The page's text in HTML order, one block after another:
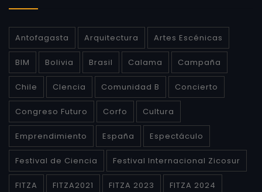
Antofagasta Arquitectura Artes Escénicas
BIM Bolivia Brasil Calama Campaña
Chile CIencia Comunidad B Concierto
Congreso Futuro Corfo Cultura
Emprendimiento España Espectáculo
Festival de Ciencia Festival Internacional Zicosur
FITZA FITZA2021 FITZA 2023 FITZA 2024